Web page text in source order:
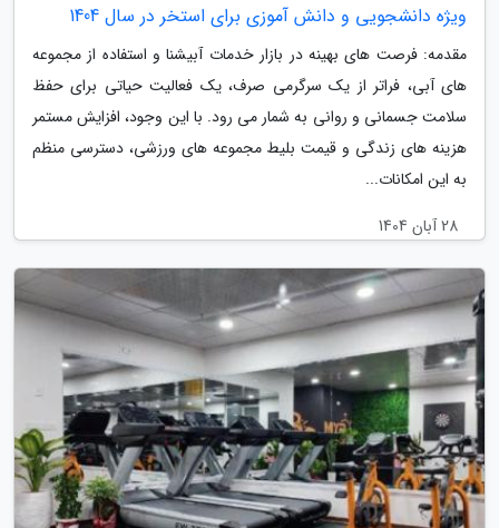
ویژه دانشجویی و دانش آموزی برای استخر در سال 1404
مقدمه: فرصت های بهینه در بازار خدمات آبیشنا و استفاده از مجموعه
های آبی، فراتر از یک سرگرمی صرف، یک فعالیت حیاتی برای حفظ
سلامت جسمانی و روانی به شمار می رود. با این وجود، افزایش مستمر
هزینه های زندگی و قیمت بلیط مجموعه های ورزشی، دسترسی منظم
به این امکانات...
28 آبان 1404